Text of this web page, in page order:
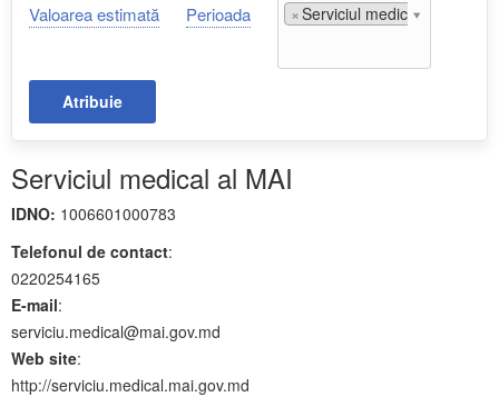
Valoarea estimată Perioada ×Serviciul medical al MAI;
Atribuie
Serviciul medical al MAI
IDNO: 1006601000783
Telefonul de contact:
0220254165
E-mail:
serviciu.medical@mai.gov.md
Web site:
http://serviciu.medical.mai.gov.md